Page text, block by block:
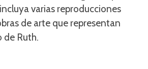
varias reproducciones
de arte que representan
de Ruth.